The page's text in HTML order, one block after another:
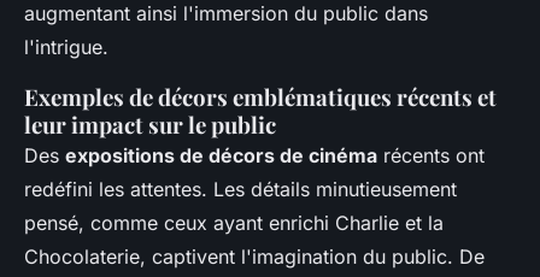
augmentant ainsi l'immersion du public dans
l'intrigue.
Exemples de décors emblématiques récents et
leur impact sur le public
Des expositions de décors de cinéma récents ont
redéfini les attentes. Les détails minutieusement
pensé, comme ceux ayant enrichi Charlie et la
Chocolaterie, captivent l'imagination du public. De